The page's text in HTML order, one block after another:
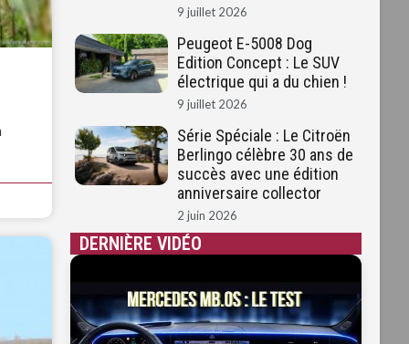
9 juillet 2026
Peugeot E-5008 Dog
Edition Concept : Le SUV
électrique qui a du chien !
9 juillet 2026
Série Spéciale : Le Citroën
Berlingo célèbre 30 ans de
succès avec une édition
anniversaire collector
2 juin 2026
DERNIÈRE VIDÉO